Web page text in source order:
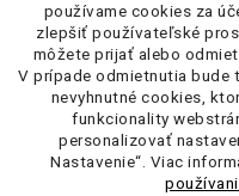
používame cookies za
zlepšiť používateľské
môžete prijať alebo
V prípade odmietnutia bude
nevyhnutné cookies,
funkcionality
personalizovať
Nastavenie“. Viac